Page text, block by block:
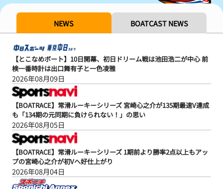
NEWS BOATCAST NEWS
【とこなめボート】10日開幕、初日ドリーム戦は池田浩二が中心 前
検一番時計は出口舞有子と一色凌雅
2026年08月09日
【BOATRACE】常滑ルーキーシリーズ 宮崎心之介が135期最速V達成
も「134期の元同期に負けられない！」の思い
2026年08月05日
【BOATRACE】常滑ルーキーシリーズ 1期前より勝率2点以上もアッ
プの宮崎心之介が初Vへ好仕上がり
2026年08月04日